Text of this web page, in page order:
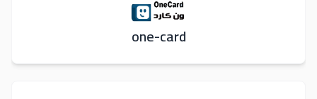
one-card